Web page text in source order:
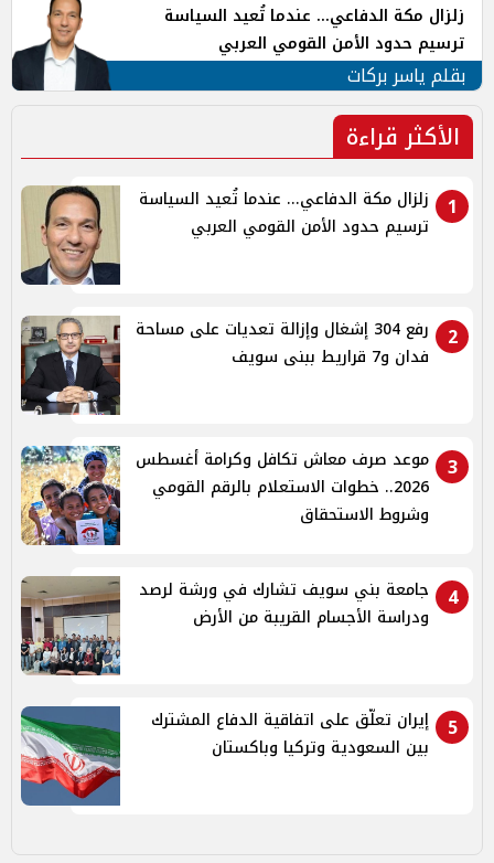
زلزال مكة الدفاعي... عندما تُعيد السياسة
ترسيم حدود الأمن القومي العربي
بقلم ياسر بركات
الأكثر قراءة
1
زلزال مكة الدفاعي... عندما تُعيد السياسة
ترسيم حدود الأمن القومي العربي
2
رفع 304 إشغال وإزالة تعديات على مساحة
فدان و7 قراريط ببنى سويف
3
موعد صرف معاش تكافل وكرامة أغسطس
2026.. خطوات الاستعلام بالرقم القومي
وشروط الاستحقاق
4
جامعة بني سويف تشارك في ورشة لرصد
ودراسة الأجسام القريبة من الأرض
5
إيران تعلّق على اتفاقية الدفاع المشترك
بين السعودية وتركيا وباكستان